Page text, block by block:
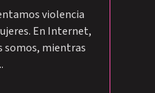
violencia
En Internet,
somos, mientras